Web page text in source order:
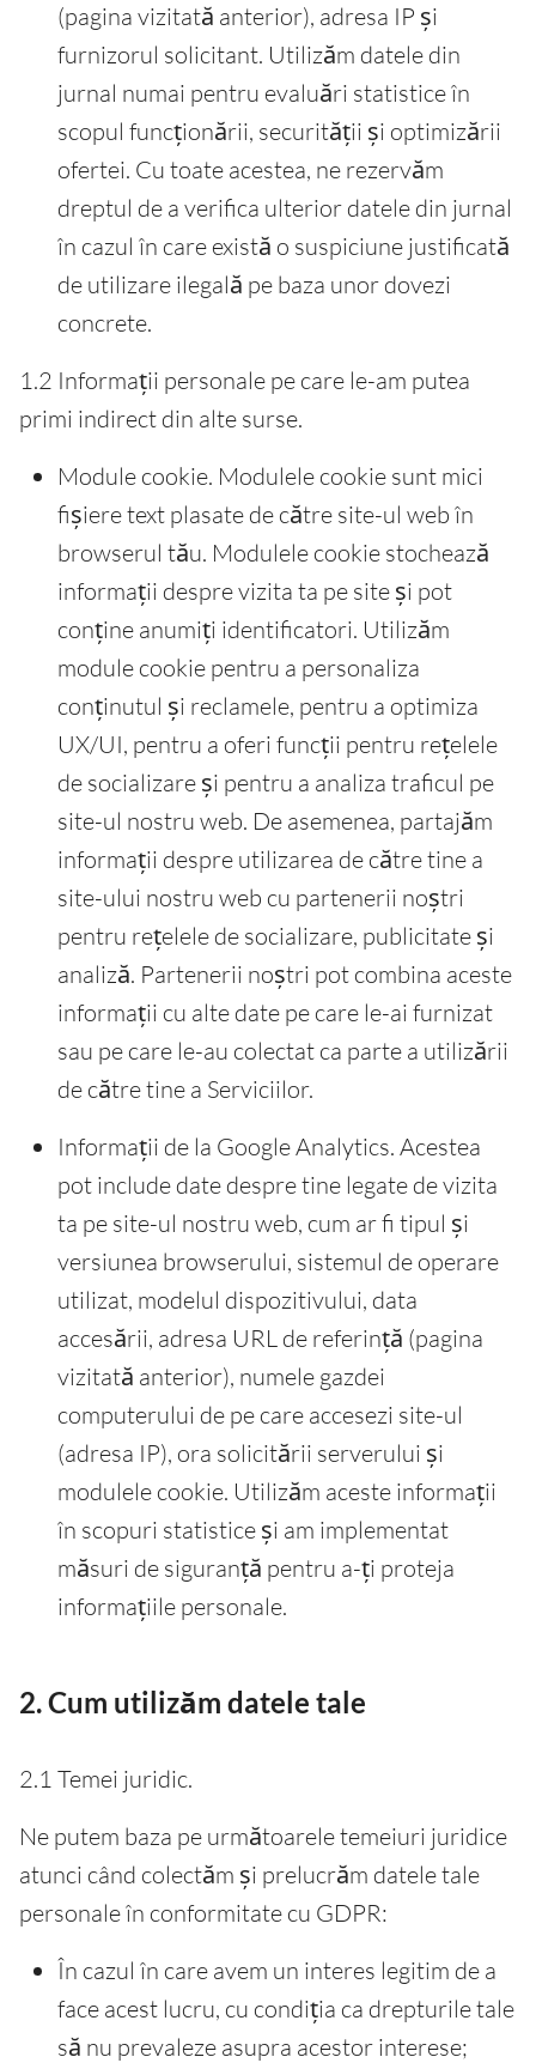
(pagina vizitată anterior), adresa IP și
furnizorul solicitant. Utilizăm datele din
jurnal numai pentru evaluări statistice în
scopul funcționării, securității și optimizării
ofertei. Cu toate acestea, ne rezervăm
dreptul de a verifica ulterior datele din jurnal
în cazul în care există o suspiciune justificată
de utilizare ilegală pe baza unor dovezi
concrete.
1.2 Informații personale pe care le-am putea
primi indirect din alte surse.
Module cookie. Modulele cookie sunt mici
fișiere text plasate de către site-ul web în
browserul tău. Modulele cookie stochează
informații despre vizita ta pe site și pot
conține anumiți identificatori. Utilizăm
module cookie pentru a personaliza
conținutul și reclamele, pentru a optimiza
UX/UI, pentru a oferi funcții pentru rețelele
de socializare și pentru a analiza traficul pe
site-ul nostru web. De asemenea, partajăm
informații despre utilizarea de către tine a
site-ului nostru web cu partenerii noștri
pentru rețelele de socializare, publicitate și
analiză. Partenerii noștri pot combina aceste
informații cu alte date pe care le-ai furnizat
sau pe care le-au colectat ca parte a utilizării
de către tine a Serviciilor.
Informații de la Google Analytics. Acestea
pot include date despre tine legate de vizita
ta pe site-ul nostru web, cum ar fi tipul și
versiunea browserului, sistemul de operare
utilizat, modelul dispozitivului, data
accesării, adresa URL de referință (pagina
vizitată anterior), numele gazdei
computerului de pe care accesezi site-ul
(adresa IP), ora solicitării serverului și
modulele cookie. Utilizăm aceste informații
în scopuri statistice și am implementat
măsuri de siguranță pentru a-ți proteja
informațiile personale.
2. Cum utilizăm datele tale
2.1 Temei juridic.
Ne putem baza pe următoarele temeiuri juridice
atunci când colectăm și prelucrăm datele tale
personale în conformitate cu GDPR:
În cazul în care avem un interes legitim de a
face acest lucru, cu condiția ca drepturile tale
să nu prevaleze asupra acestor interese;